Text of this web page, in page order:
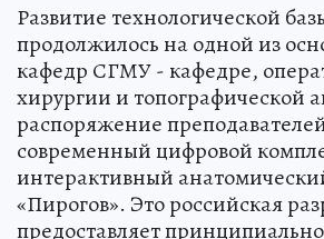
Развитие технологической
продолжилось на одной из
кафедр СГМУ - кафедре,
хирургии и топографической
распоряжение
современный цифровой
интерактивный
«Пирогов». Это российская
предоставляет